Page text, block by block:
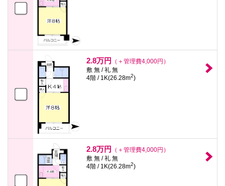
2.8万円
（＋管理費4,000円）
敷 無 / 礼 無
4階 / 1K(26.28m2)
2.8万円
（＋管理費4,000円）
敷 無 / 礼 無
4階 / 1K(26.28m2)